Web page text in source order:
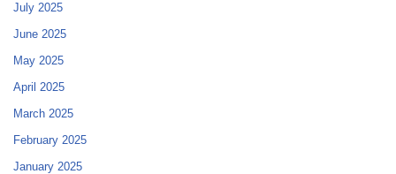
July 2025
June 2025
May 2025
April 2025
March 2025
February 2025
January 2025